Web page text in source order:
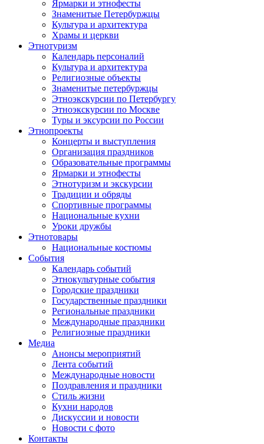
Ярмарки и этнофесты
Знаменитые Петербуржцы
Культура и архитектура
Храмы и церкви
Этнотуризм
Календарь персоналий
Культура и архитектура
Религиозные объекты
Знаменитые петербуржцы
Этноэкскурсии по Петербургу
Этноэкскурсии по Москве
Туры и эксурсии по России
Этнопроекты
Концерты и выступления
Организация праздников
Образовательные программы
Ярмарки и этнофесты
Этнотуризм и экскурсии
Традиции и обряды
Спортивные программы
Национальные кухни
Уроки дружбы
Этнотовары
Национальные костюмы
События
Календарь событий
Этнокультурные события
Городские праздники
Государственные праздники
Региональные праздники
Международные праздники
Религиозные праздники
Медиа
Анонсы мероприятий
Лента событий
Международные новости
Поздравления и праздники
Cтиль жизни
Кухни народов
Дискуссии и новости
Новости с фото
Контакты